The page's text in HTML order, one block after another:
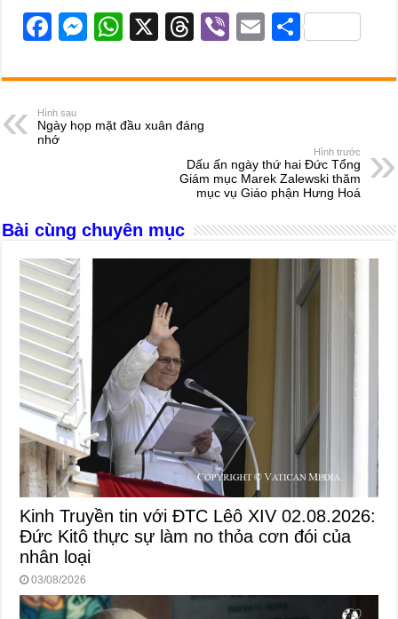
F
c
e
b
k
M
ss
n
W
at
s
A
X
T
e
d
s
Vi
er
E
ail
S
ar
Hình sau
Ngày họp mặt đầu xuân đáng
nhớ
Hình trước
Dấu ấn ngày thứ hai Đức Tổng
Giám mục Marek Zalewski thăm
mục vụ Giáo phận Hưng Hoá
Bài cùng chuyên mục
Kinh Truyền tin với ĐTC Lêô XIV 02.08.2026:
Đức Kitô thực sự làm no thỏa cơn đói của
nhân loại
03/08/2026